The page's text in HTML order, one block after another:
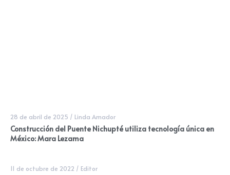
28 de abril de 2025 / Linda Amador
Construcción del Puente Nichupté utiliza tecnología única en
México: Mara Lezama
11 de octubre de 2022 / Editor